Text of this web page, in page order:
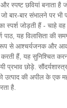
स्पष्ट छवियां बनाता है
बार-बार संभालने पर भी
स्पर्श जोड़ती हैं - चाहे वह
यह विलासिता की
रूप से आश्चर्यजनक और
हैं, यह सुनिश्चित
प्रभाव छोड़े.
की अपील के एक
है.